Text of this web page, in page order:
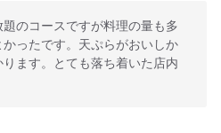
のコースですが料理の量も多
ったです。天ぷらがおいしか
ます。とても落ち着いた店内